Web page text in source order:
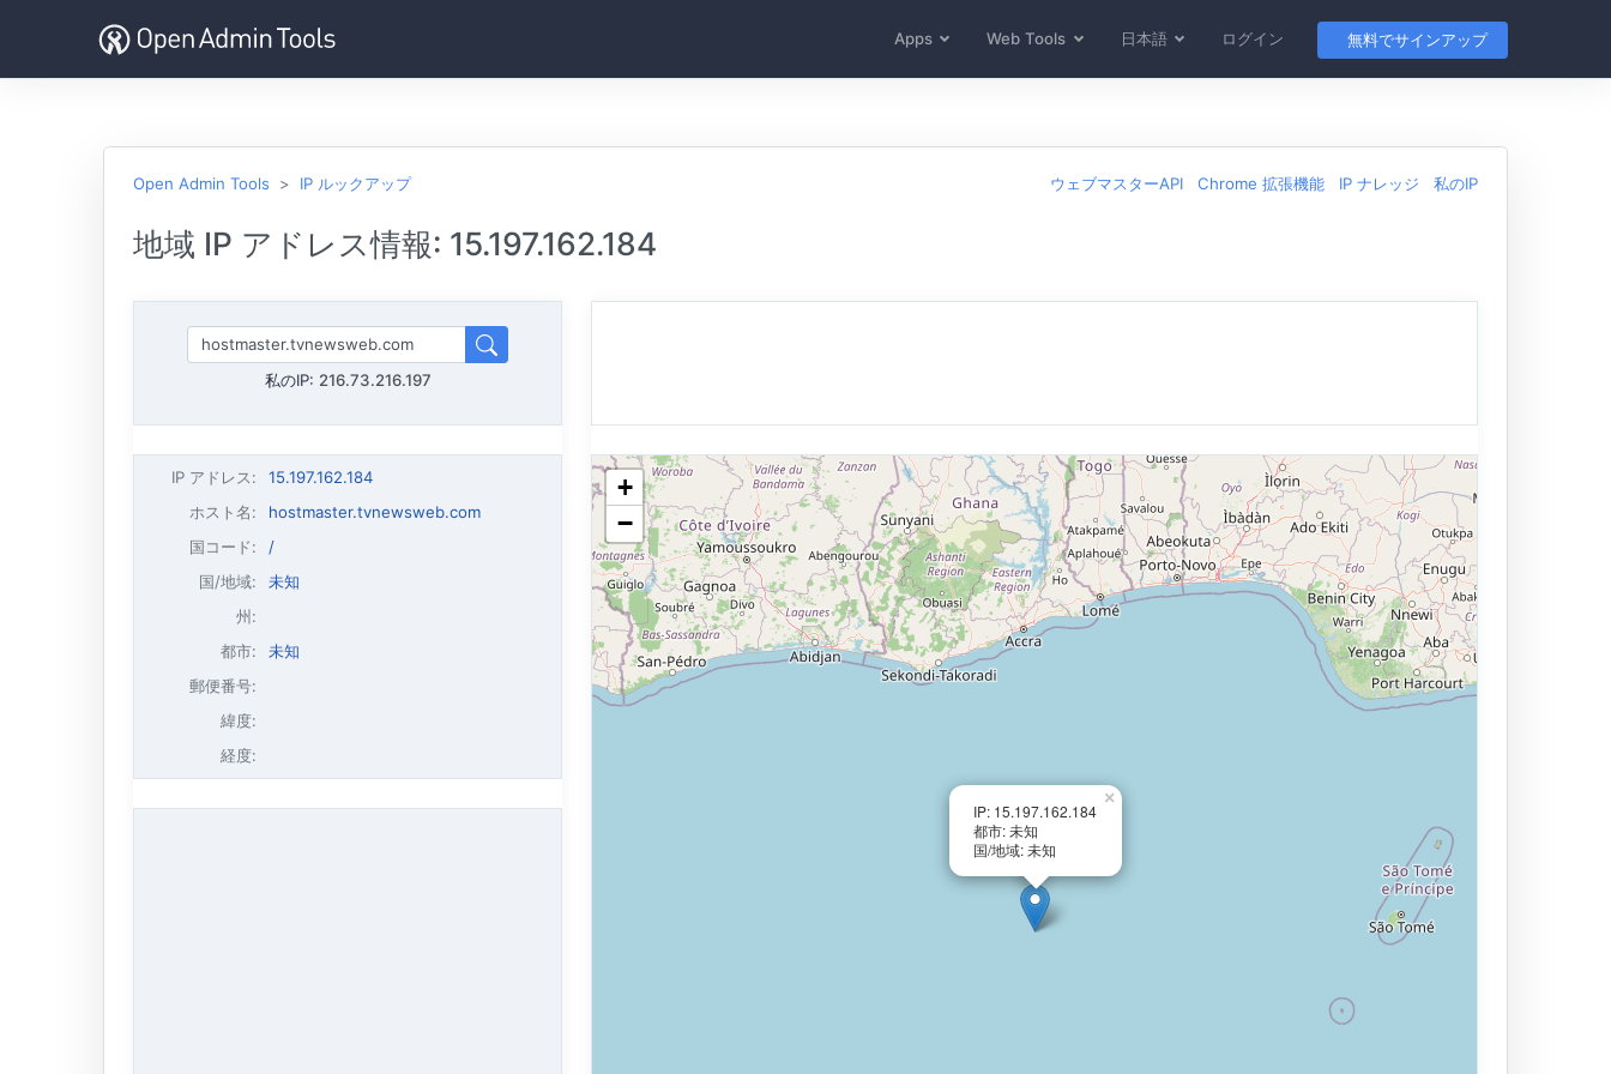
Apps Web Tools 日本語 ログイン 無料でサインアップ
Open Admin Tools IP ルックアップ ウェブマスターAPI Chrome 拡張機能 IP ナレッジ 私のIP
地域 IP アドレス情報: 15.197.162.184
私のIP: 216.73.216.197
IP アドレス:
15.197.162.184
ホスト名:
hostmaster.tvnewsweb.com
国コード:
/
国/地域:
未知
州:
都市:
未知
郵便番号:
緯度:
経度:
IP: 15.197.162.184
都市: 未知
国/地域: 未知
×
+
−